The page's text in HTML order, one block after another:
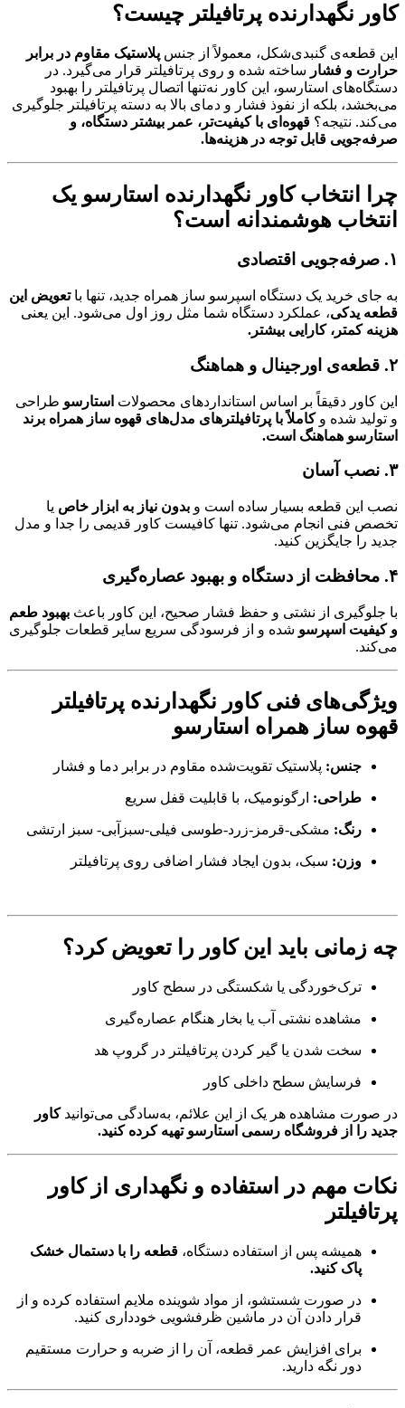
کاور نگهدارنده پرتافیلتر چیست؟
این قطعه‌ی گنبدی‌شکل، معمولاً از جنس پلاستیک مقاوم در برابر
حرارت و فشار ساخته شده و روی پرتافیلتر قرار می‌گیرد. در
دستگاه‌های استارسو، این کاور نه‌تنها اتصال پرتافیلتر را بهبود
می‌بخشد، بلکه از نفوذ فشار و دمای بالا به دسته پرتافیلتر جلوگیری
می‌کند. نتیجه؟ قهوه‌ای با کیفیت‌تر، عمر بیشتر دستگاه، و
صرفه‌جویی قابل توجه در هزینه‌ها.
چرا انتخاب کاور نگهدارنده استارسو یک
انتخاب هوشمندانه است؟
۱. صرفه‌جویی اقتصادی
به جای خرید یک دستگاه اسپرسو ساز همراه جدید، تنها باتعویض این
قطعه یدکی، عملکرد دستگاه شما مثل روز اول می‌شود. این یعنی
هزینه کمتر، کارایی بیشتر.
۲. قطعه‌ی اورجینال و هماهنگ
این کاور دقیقاً بر اساس استانداردهای محصولات استارسو طراحی
و تولید شده وکاملاً با پرتافیلترهای مدل‌های قهوه ساز همراه برند
استارسو هماهنگ است.
۳. نصب آسان
نصب این قطعه بسیار ساده است و بدون نیاز به ابزار خاص یا
تخصص فنی انجام می‌شود. تنها کافیست کاور قدیمی را جدا و مدل
جدید را جایگزین کنید.
۴. محافظت از دستگاه و بهبود عصاره‌گیری
با جلوگیری از نشتی و حفظ فشار صحیح، این کاور باعث بهبود طعم
و کیفیت اسپرسو شده و از فرسودگی سریع سایر قطعات جلوگیری
می‌کند.
ویژگی‌های فنی کاور نگهدارنده پرتافیلتر
قهوه ساز همراه استارسو
جنس: پلاستیک تقویت‌شده مقاوم در برابر دما و فشار
طراحی: ارگونومیک، با قابلیت قفل سریع
رنگ: مشکی-قرمز-زرد-طوسی فیلی-سبزآبی- سبز ارتشی
وزن: سبک، بدون ایجاد فشار اضافی روی پرتافیلتر
چه زمانی باید این کاور را تعویض کرد؟
ترک‌خوردگی یا شکستگی در سطح کاور
مشاهده نشتی آب یا بخار هنگام عصاره‌گیری
سخت شدن یا گیر کردن پرتافیلتر در گروپ هد
فرسایش سطح داخلی کاور
در صورت مشاهده هر یک از این علائم، به‌سادگی می‌توانیدکاور
جدید را از فروشگاه رسمی استارسو تهیه کرده کنید.
نکات مهم در استفاده و نگهداری از کاور
پرتافیلتر
همیشه پس از استفاده دستگاه، قطعه را با دستمال خشک
پاک کنید.
در صورت شستشو، از مواد شوینده ملایم استفاده کرده و از
قرار دادن آن در ماشین ظرفشویی خودداری کنید.
برای افزایش عمر قطعه، آن را از ضربه و حرارت مستقیم
دور نگه دارید.